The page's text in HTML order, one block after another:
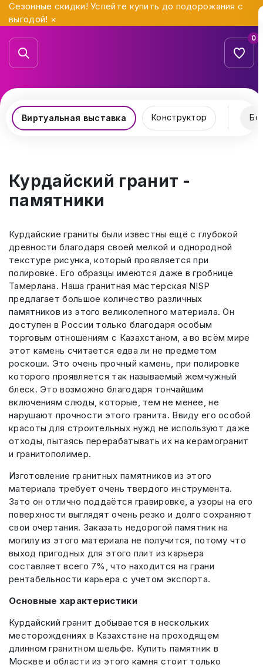
Сезонные скидки! Успейте купить до подорожания с
выгодой! ×
0
Виртуальная выставка Конструктор
Курдайский гранит -
памятники
Курдайские граниты были известны ещё с глубокой
древности благодаря своей мелкой и однородной
текстуре рисунка, который проявляется при
полировке. Его образцы имеются даже в гробнице
Тамерлана. Наша гранитная мастерская NISP
предлагает большое количество различных
памятников из этого великолепного материала. Он
доступен в России только благодаря особым
торговым отношениям с Казахстаном, а во всём мире
этот камень считается едва ли не предметом
роскоши. Это очень прочный камень, при полировке
которого проявляется так называемый жемчужный
блеск. Это возможно благодаря тончайшим
включениям слюды, которые, тем не менее, не
нарушают прочности этого гранита. Ввиду его особой
красоты для строительных нужд не используют даже
отходы, пытаясь перерабатывать их на керамогранит
и гранитополимер.
Изготовление гранитных памятников из этого
материала требует очень твердого инструмента.
Зато он отлично поддаётся гравировке, а узоры на его
поверхности выглядят очень резко и долго сохраняют
свои очертания. Заказать недорогой памятник на
могилу из этого материала не получится, потому что
выход пригодных для этого плит из карьера
составляет всего 7%, что находится на грани
рентабельности карьера с учетом экспорта.
Основные характеристики
Курдайский гранит добывается в нескольких
месторождениях в Казахстане на проходящем
длинном гранитном шельфе. Купить памятник в
Москве и области из этого камня стоит только